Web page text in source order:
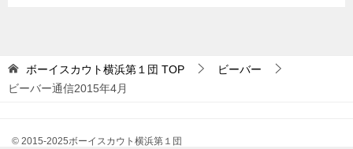
ボーイスカウト横浜第１団 TOP
ビーバー
ビーバー通信2015年4月
© 2015-2025ボーイスカウト横浜第１団